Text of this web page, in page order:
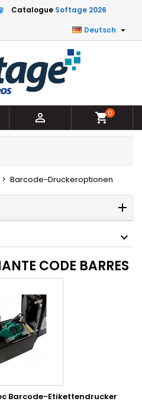
Catalogue Softage 2026
Deutsch 
 shopping_cart0
Barcode-Druckeroptionen
CODE BARRES
Barcode-Etikettendrucker